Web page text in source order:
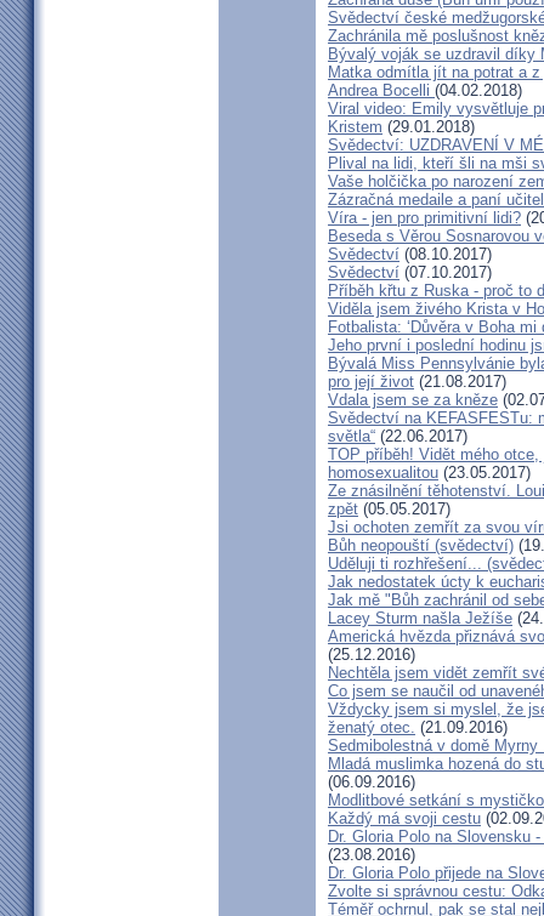
Svědectví české
Zachránila mě poslušnost
Bývalý voják se uzdravil díky
Matka odmítla jít na potrat a
Andrea Bocelli (04.02.2018)
Viral video: Emily vysvětluje
Kristem (29.01.2018)
Svědectví: UZDRAVENÍ V
Plival na lidi, kteří šli na mši
Vaše holčička po narození
Zázračná medaile a paní
Víra - jen pro primitivní lidi?
Beseda s Věrou Sosnarovou
Svědectví (08.10.2017)
Svědectví (07.10.2017)
Příběh křtu z Ruska - proč to
Viděla jsem živého Krista v
Fotbalista: ‘Důvěra v Boha mi
Jeho první i poslední hodinu
Bývalá Miss Pennsylvánie
pro její život (21.08.2017)
Vdala jsem se za kněze
Svědectví na KEFASFESTu:
světla“ (22.06.2017)
TOP příběh! Vidět mého
homosexualitou (23.05.2017)
Ze znásilnění těhotenství.
zpět (05.05.2017)
Jsi ochoten zemřít za svou
Bůh neopouští (svědectví)
Uděluji ti rozhřešení...
Jak nedostatek úcty k
Jak mě "Bůh zachránil od
Lacey Sturm našla Ježíše
Americká hvězda přiznává
(25.12.2016)
Nechtěla jsem vidět zemřít
Co jsem se naučil od
Vždycky jsem si myslel, že
ženatý otec. (21.09.2016)
Sedmibolestná v domě Myrny
Mladá muslimka hozená do
(06.09.2016)
Modlitbové setkání s
Každý má svoji cestu
Dr. Gloria Polo na Slovensku
(23.08.2016)
Dr. Gloria Polo přijede na
Zvolte si správnou cestu:
Téměř ochrnul, pak se stal